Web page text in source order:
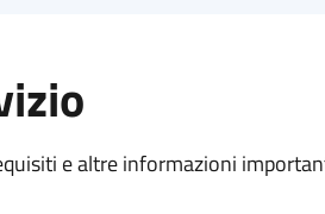
e altre informazioni